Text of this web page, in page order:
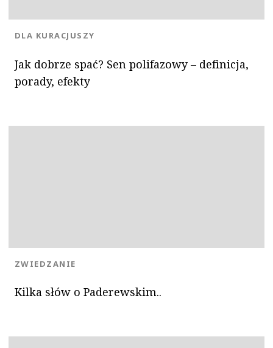
Jak dobrze spać? Sen polifazowy – definicja,
porady, efekty
KATEGORIA:
DLA KURACJUSZY
Kilka słów o Paderewskim..
KATEGORIA:
ZWIEDZANIE